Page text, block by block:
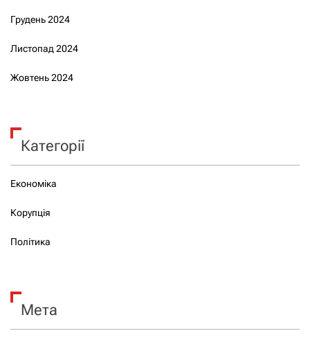
Грудень 2024
Листопад 2024
Жовтень 2024
Категорії
Економіка
Корупція
Політика
Мета